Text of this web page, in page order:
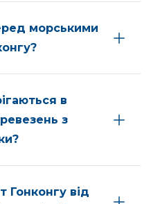
морськими
в
з
Гонконгу від